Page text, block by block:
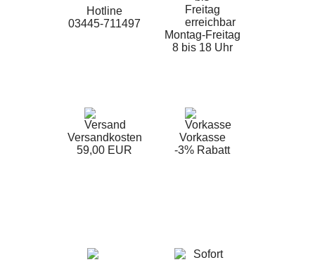
Hotline
03445-711497
Montag-Freitag
8 bis 18 Uhr
Versandkosten
59,00 EUR
Vorkasse
-3% Rabatt